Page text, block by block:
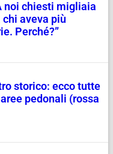
noi chiesti migliaia
chi aveva più
Perché?”
storico: ecco tutte
pedonali (rossa